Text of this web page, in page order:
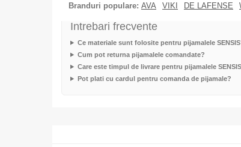
Branduri populare: AVA VIKI DE LAFENSE
Intrebari frecvente
Ce materiale sunt folosite pentru pijamalele
Cum pot returna pijamalele comandate?
Care este timpul de livrare pentru pijamalele
Pot plati cu cardul pentru comanda de pijamale?